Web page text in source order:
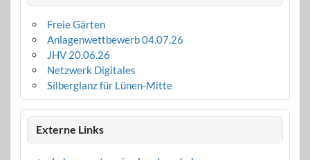
Freie Gärten
Anlagenwettbewerb 04.07.26
JHV 20.06.26
Netzwerk Digitales
Silberglanz für Lünen-Mitte
Externe Links